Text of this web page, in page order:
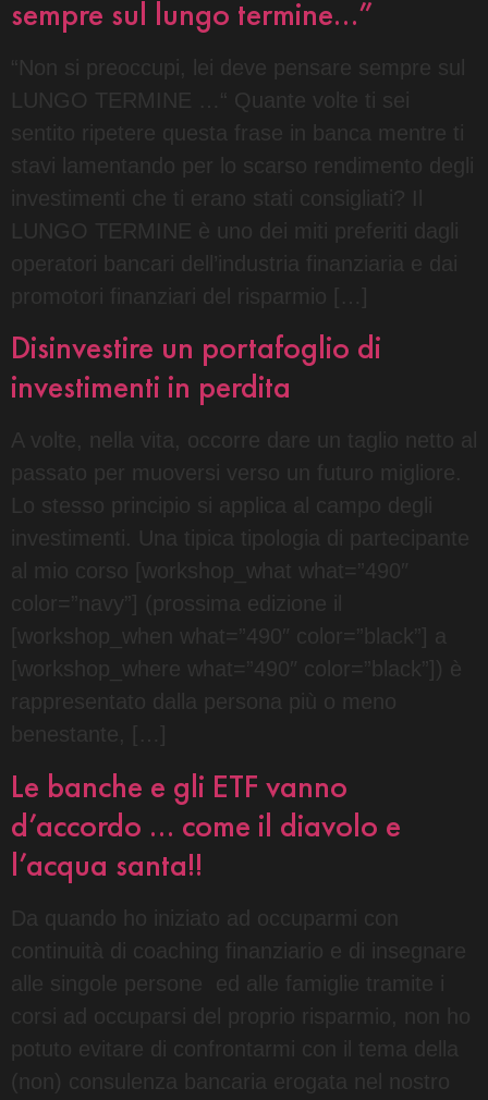
sempre sul lungo termine…”
“Non si preoccupi, lei deve pensare sempre sul
LUNGO TERMINE …“ Quante volte ti sei
sentito ripetere questa frase in banca mentre ti
stavi lamentando per lo scarso rendimento degli
investimenti che ti erano stati consigliati? Il
LUNGO TERMINE è uno dei miti preferiti dagli
operatori bancari dell’industria finanziaria e dai
promotori finanziari del risparmio […]
Disinvestire un portafoglio di
investimenti in perdita
A volte, nella vita, occorre dare un taglio netto al
passato per muoversi verso un futuro migliore.
Lo stesso principio si applica al campo degli
investimenti. Una tipica tipologia di partecipante
al mio corso [workshop_what what=”490″
color=”navy”] (prossima edizione il
[workshop_when what=”490″ color=”black”] a
[workshop_where what=”490″ color=”black”]) è
rappresentato dalla persona più o meno
benestante, […]
Le banche e gli ETF vanno
d’accordo … come il diavolo e
l’acqua santa!!
Da quando ho iniziato ad occuparmi con
continuità di coaching finanziario e di insegnare
alle singole persone ed alle famiglie tramite i
corsi ad occuparsi del proprio risparmio, non ho
potuto evitare di confrontarmi con il tema della
(non) consulenza bancaria erogata nel nostro